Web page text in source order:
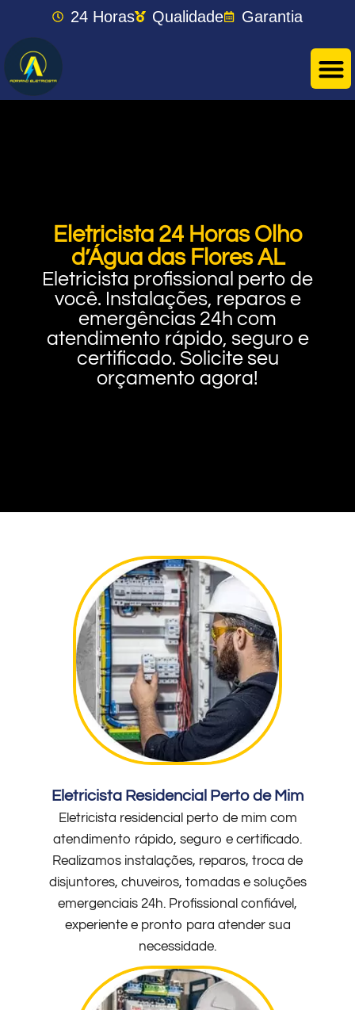
24 Horas Qualidade Garantia
Eletricista 24 Horas Olho
d’Água das Flores AL
Eletricista profissional perto de
você. Instalações, reparos e
emergências 24h com
atendimento rápido, seguro e
certificado. Solicite seu
orçamento agora!
Eletricista Residencial Perto de Mim
Eletricista residencial perto de mim com
atendimento rápido, seguro e certificado.
Realizamos instalações, reparos, troca de
disjuntores, chuveiros, tomadas e soluções
emergenciais 24h. Profissional confiável,
experiente e pronto para atender sua
necessidade.